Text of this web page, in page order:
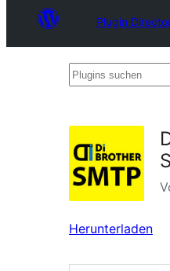
Plugin
Plugins
Herunterladen